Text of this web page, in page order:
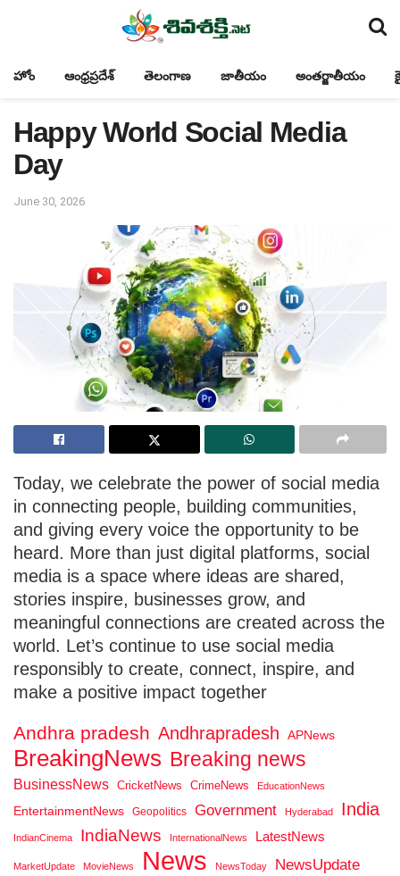
హోం ఆంధ్రప్రదేశ్ తెలంగాణ జాతీయం అంతర్జాతీయం
Happy World Social Media
Day
June 30, 2026
Today, we celebrate the power of social media
in connecting people, building communities,
and giving every voice the opportunity to be
heard. More than just digital platforms, social
media is a space where ideas are shared,
stories inspire, businesses grow, and
meaningful connections are created across the
world. Let’s continue to use social media
responsibly to create, connect, inspire, and
make a positive impact together
Andhra pradesh Andhrapradesh APNews
BreakingNews Breaking news
BusinessNews CricketNews CrimeNews EducationNews
EntertainmentNews Geopolitics Government Hyderabad India
IndianCinema IndiaNews InternationalNews LatestNews
MarketUpdate MovieNews News NewsToday NewsUpdate